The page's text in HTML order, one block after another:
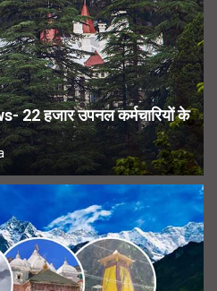
22 हजार उपनल कर्मचारियों के